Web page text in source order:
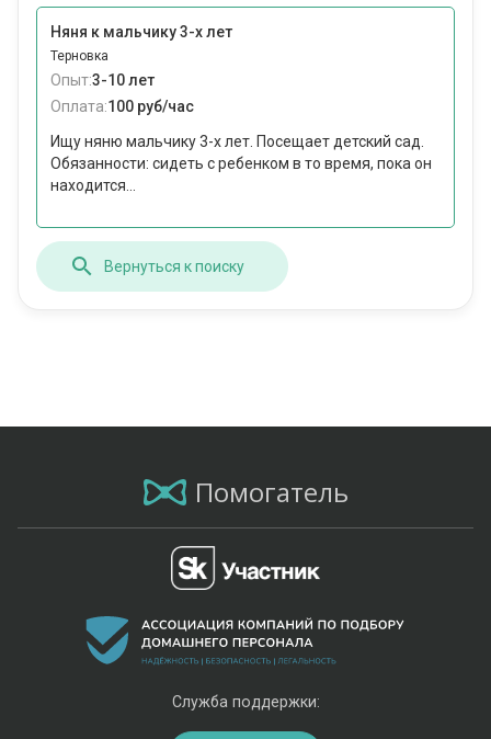
Няня к мальчику 3-х лет
Терновка
Опыт:3-10 лет
Оплата:100 руб/час
Ищу няню мальчику 3-х лет. Посещает детский сад.
Обязанности: сидеть с ребенком в то время, пока он
находится...
Вернуться к поиску
Помогатель
Служба поддержки: